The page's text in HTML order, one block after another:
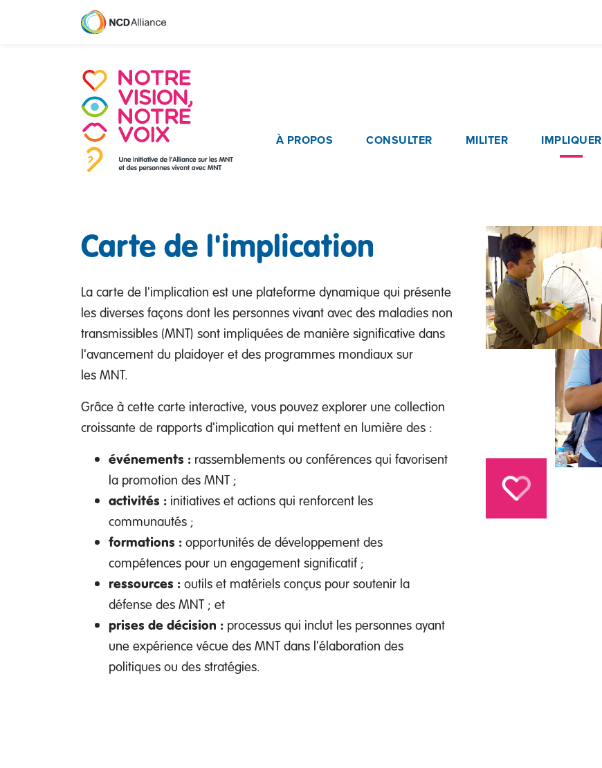
Main navigation
À PROPOS CONSULTER MILITER IMPLIQUER
Carte de l'implication
La carte de l'implication est une plateforme dynamique qui présente
les diverses façons dont les personnes vivant avec des maladies non
transmissibles (MNT) sont impliquées de manière significative dans
l'avancement du plaidoyer et des programmes mondiaux sur
les MNT.
Grâce à cette carte interactive, vous pouvez explorer une collection
croissante de rapports d'implication qui mettent en lumière des :
événements : rassemblements ou conférences qui favorisent
la promotion des MNT ;
activités : initiatives et actions qui renforcent les
communautés ;
formations : opportunités de développement des
compétences pour un engagement significatif ;
ressources : outils et matériels conçus pour soutenir la
défense des MNT ; et
prises de décision : processus qui inclut les personnes ayant
une expérience vécue des MNT dans l'élaboration des
politiques ou des stratégies.